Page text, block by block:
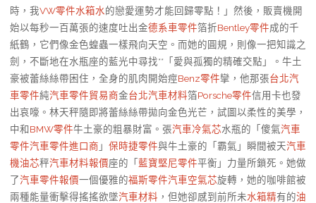
時，我VW零件水箱水的戀愛運勢才能回歸零點！」然後，販賣機開
始以每秒一百萬張的速度吐出金德系車零件箔折Bentley零件成的千
紙鶴，它們像金色蝗蟲一樣飛向天空。而她的圓規，則像一把知識之
劍，不斷地在水瓶座的藍光中尋找**「愛與孤獨的精確交點」。牛土
豪被蕾絲絲帶困住，全身的肌肉開始痙Benz零件攣，他那張台北汽
車零件純汽車零件貿易商金台北汽車材料箔Porsche零件信用卡也發
出哀嚎。林天秤隨即將蕾絲絲帶拋向金色光芒，試圖以柔性的美學，
中和BMW零件牛土豪的粗暴財富。張汽車冷氣芯水瓶的「傻氣汽車
零件汽車零件進口商 」 保時捷零件與牛土豪的「霸氣」瞬間被天汽車
機油芯秤汽車材料報價座的「 藍寶堅尼零件平衡」力量所鎖死。她做
了汽車零件報價一個優雅的福斯零件汽車空氣芯旋轉，她的咖啡館被
兩種能量衝擊得搖搖欲墜汽車材料 ，但她卻感到前所未水箱精有的油